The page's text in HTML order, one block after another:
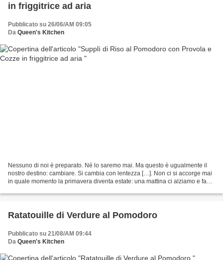
in friggitrice ad aria
Pubblicato su 26/06/AM 09:05
Da Queen's Kitchen
Nessuno di noi è preparato. Né lo saremo mai. Ma questo è ugualmente il
nostro destino: cambiare. Si cambia con lentezza […]. Non ci si accorge mai
in quale momento la primavera diventa estate: una mattina ci alziamo e fa
Ratatouille di Verdure al Pomodoro
Pubblicato su 21/08/AM 09:44
Da Queen's Kitchen